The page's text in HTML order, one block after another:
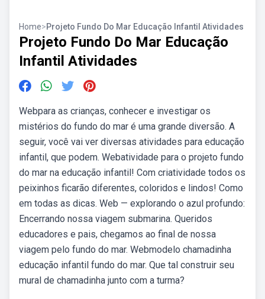
Home>Projeto Fundo Do Mar Educação Infantil Atividades
Projeto Fundo Do Mar Educação
Infantil Atividades
Webpara as crianças, conhecer e investigar os
mistérios do fundo do mar é uma grande diversão. A
seguir, você vai ver diversas atividades para educação
infantil, que podem. Webatividade para o projeto fundo
do mar na educação infantil! Com criatividade todos os
peixinhos ficarão diferentes, coloridos e lindos! Como
em todas as dicas. Web — explorando o azul profundo:
Encerrando nossa viagem submarina. Queridos
educadores e pais, chegamos ao final de nossa
viagem pelo fundo do mar. Webmodelo chamadinha
educação infantil fundo do mar. Que tal construir seu
mural de chamadinha junto com a turma?